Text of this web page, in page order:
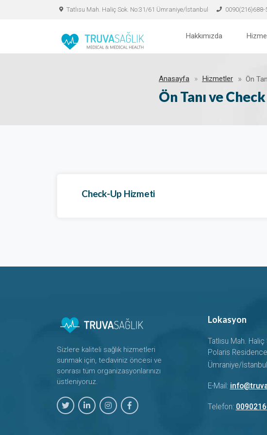
Tatlısu Mah. Haliç Sok. No:31/61 Ümraniye/İstanbul 0090(216)688-
Hakkımızda
Anasayfa Hizmetler Ön
Ön Tanı ve
Check-Up Hizmeti
Sizlere kaliteli sağlık hizmetleri
sunmak için, tedaviniz öncesi ve
sonrası tüm organizasyonlarınızı
üstleniyoruz.
Lokasyon
Tatlısu Mah.
Polaris Residence
Ümraniye/
E-Mail:
Telefon: